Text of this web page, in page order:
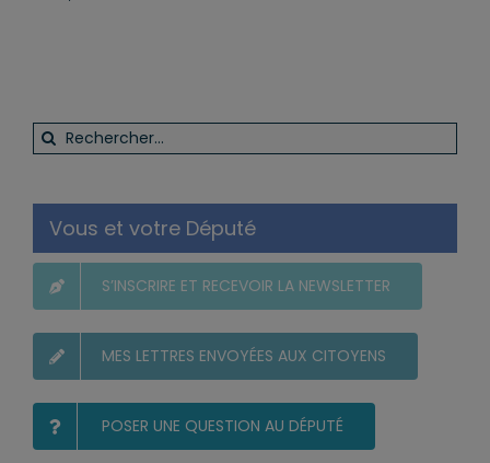
Rechercher:
Vous et votre Député
S’INSCRIRE ET RECEVOIR LA NEWSLETTER
MES LETTRES ENVOYÉES AUX CITOYENS
POSER UNE QUESTION AU DÉPUTÉ